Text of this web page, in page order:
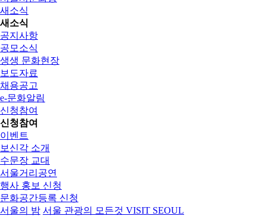
새소식
새소식
공지사항
공모소식
생생 문화현장
보도자료
채용공고
e-문화알림
신청참여
신청참여
이벤트
보신각 소개
수문장 교대
서울거리공연
행사 홍보 신청
문화공간등록 신청
서울의 밤 서울 관광의 모든것 VISIT SEOUL